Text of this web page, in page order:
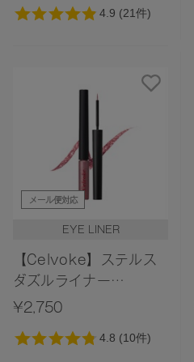
メール便対応
EYE LINER
【Celvoke】ステルス
ダズルライナー
［EX03,EX04］＜限定
Summer Collection＞
¥2,750